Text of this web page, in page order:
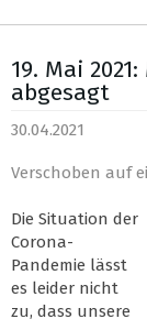
19. Mai
abgesagt
30.04.2021
Verschoben auf
Die Situation der
Corona-
Pandemie lässt
es leider nicht
zu, dass unsere